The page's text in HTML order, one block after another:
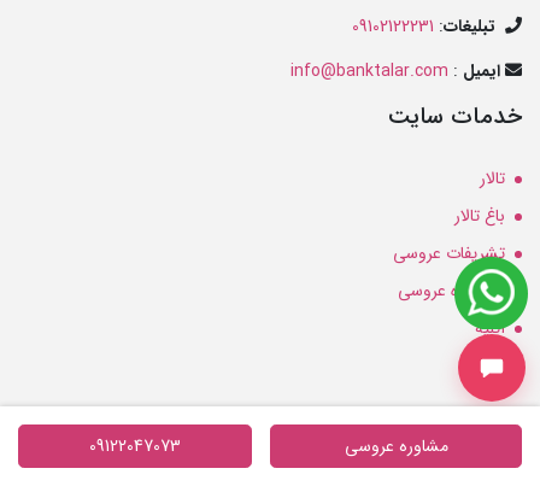
تبلیغات:
09102122231
ایمیل :
info@banktalar.com
خدمات سایت
تالار
باغ تالار
تشریفات عروسی
آرایشگاه عروسی
آتلیه
مزون
کلیه حقوق معنوی و مادی این سایت، متعلق به سایت بانک تالار میباشد.
مشاوره عروسی 09122047073